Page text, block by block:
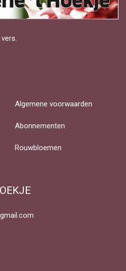
Algemene voorwaarden
Abonnementen
Rouwbloemen